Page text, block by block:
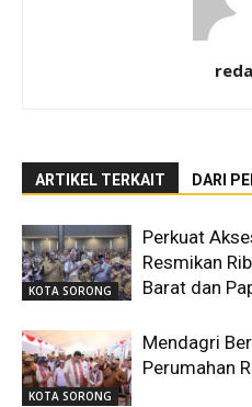
ARTIKEL TERKAIT DARI
KOTA SORONG
Perkuat
Resmikan
Barat dan
KOTA SORONG
Mendagri
Perumahan